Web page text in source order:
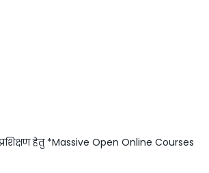
हेतु *Massive Open Online Courses